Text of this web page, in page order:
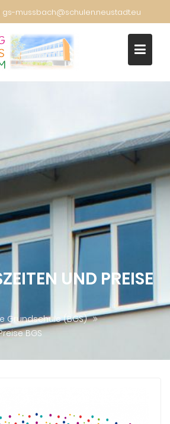
gs-mussbach@schulen.neustadt.eu
UND PREISE
Grundschule (BGS)
BGS